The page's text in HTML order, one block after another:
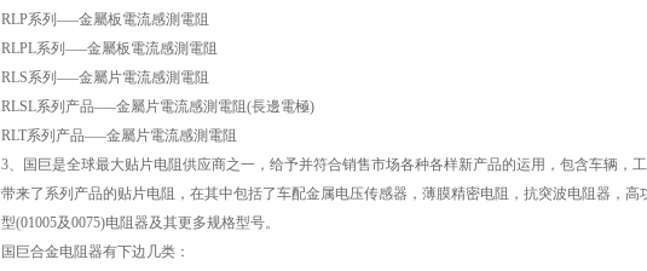
RLP系列—–金屬板電流感測電阻
RLPL系列—–金屬板電流感測電阻
RLS系列—–金屬片電流感測電阻
RLSL系列产品—–金屬片電流感測電阻(長邊電極)
RLT系列产品—–金屬片電流感測電阻
3、国巨是全球最大贴片电阻供应商之一，给予并符合销售市场各种各样新产品的运用，包含车辆，
带来了系列产品的贴片电阻，在其中包括了车配金属电压传感器，薄膜精密电阻，抗突波电阻器，
型(01005及0075)电阻器及其更多规格型号。
国巨合金电阻器有下边几类：